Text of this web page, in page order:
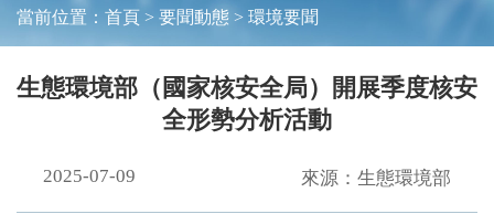
當前位置： 首頁> 要聞動態> 環境要聞
生態環境部（國家核安全局）開展季度核安
全形勢分析活動
2025-07-09 來源：生態環境部